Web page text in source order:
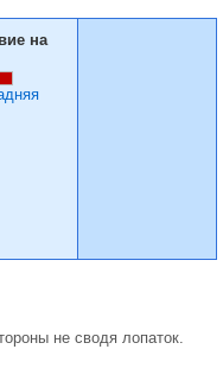
на
не сводя лопаток.